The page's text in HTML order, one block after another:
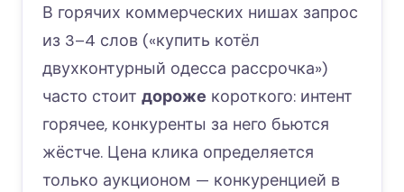
В горячих коммерческих нишах запрос
из 3–4 слов («купить котёл
двухконтурный одесса рассрочка»)
часто стоит дороже короткого: интент
горячее, конкуренты за него бьются
жёстче. Цена клика определяется
только аукционом — конкуренцией в